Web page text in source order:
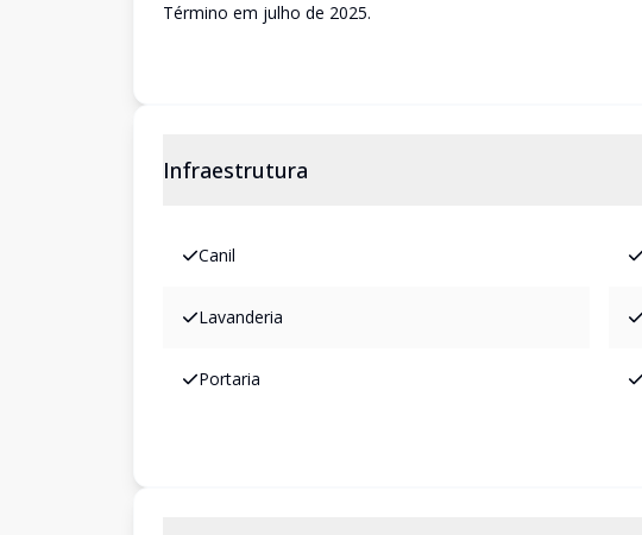
Término em julho de 2025.
Infraestrutura
Canil
Lavanderia
Portaria